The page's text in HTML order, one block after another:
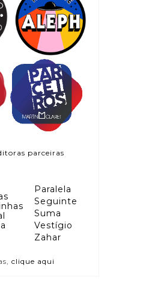
parceiras
Paralela
Seguinte
Suma
Vestígio
Zahar
clique aqui